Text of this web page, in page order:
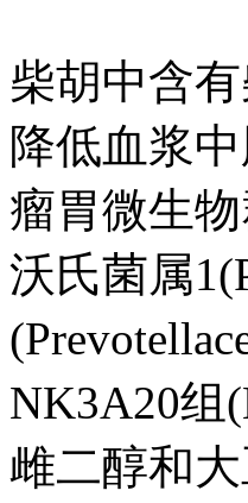
柴胡中含
降低血浆
瘤胃微生
沃氏菌属
NK3A20组
雌二醇和